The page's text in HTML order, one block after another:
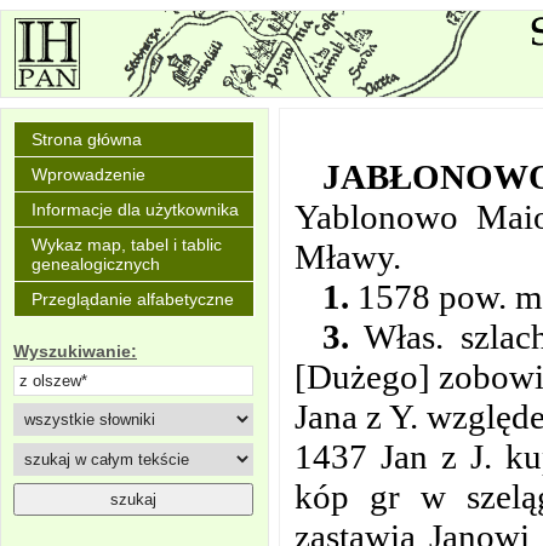
Strona główna
Wprowadzenie
Informacje dla użytkownika
Wykaz map, tabel i tablic
genealogicznych
Przeglądanie alfabetyczne
Wyszukiwanie:
Yablonowo
Mławy.
1. 1578 pow.
3. Włas.
[Dużego]
Jana z Y.
1437 Jan z J.
kóp gr w
zastawia